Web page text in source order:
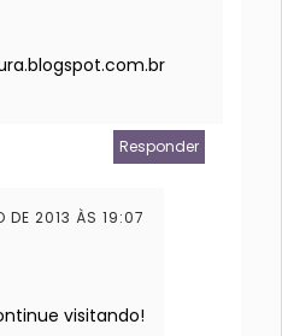
Responder
DE 2013 ÀS 19:07
visitando!